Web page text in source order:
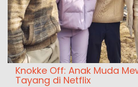
Knokke Off: Anak Muda
Tayang di Netflix